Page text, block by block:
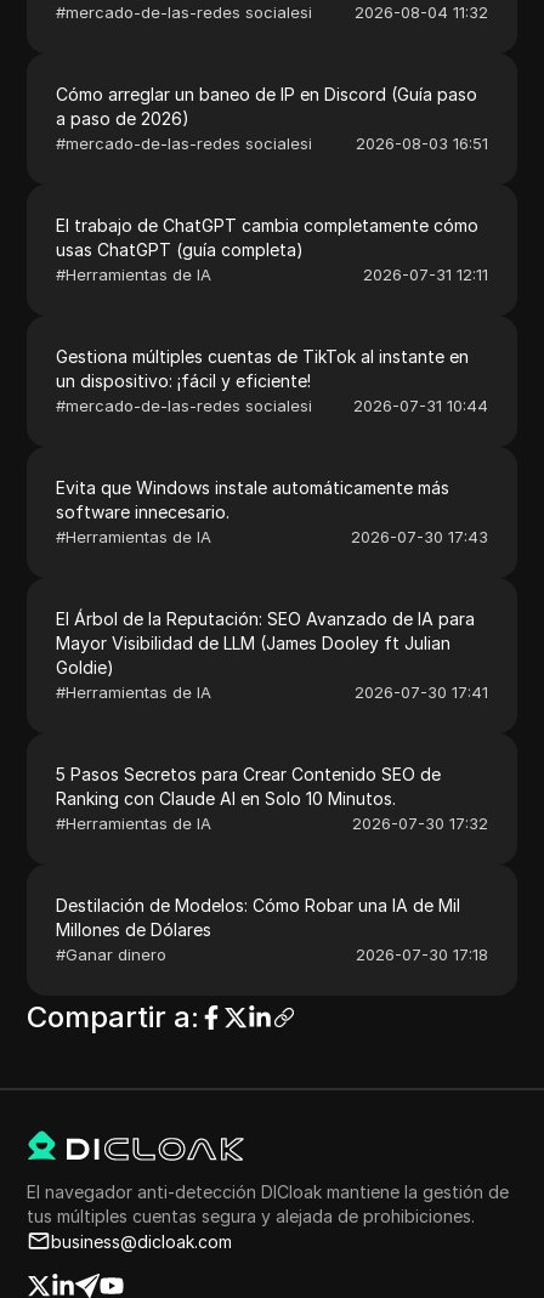
#mercado-de-las-redes socialesi 2026-08-04 11:32
Cómo arreglar un baneo de IP en Discord (Guía paso
a paso de 2026)
#mercado-de-las-redes socialesi 2026-08-03 16:51
El trabajo de ChatGPT cambia completamente cómo
usas ChatGPT (guía completa)
#Herramientas de IA 2026-07-31 12:11
Gestiona múltiples cuentas de TikTok al instante en
un dispositivo: ¡fácil y eficiente!
#mercado-de-las-redes socialesi 2026-07-31 10:44
Evita que Windows instale automáticamente más
software innecesario.
#Herramientas de IA 2026-07-30 17:43
El Árbol de la Reputación: SEO Avanzado de IA para
Mayor Visibilidad de LLM (James Dooley ft Julian
Goldie)
#Herramientas de IA 2026-07-30 17:41
5 Pasos Secretos para Crear Contenido SEO de
Ranking con Claude AI en Solo 10 Minutos.
#Herramientas de IA 2026-07-30 17:32
Destilación de Modelos: Cómo Robar una IA de Mil
Millones de Dólares
#Ganar dinero 2026-07-30 17:18
Compartir a:
El navegador anti-detección DICloak mantiene la gestión de
tus múltiples cuentas segura y alejada de prohibiciones.
business@dicloak.com